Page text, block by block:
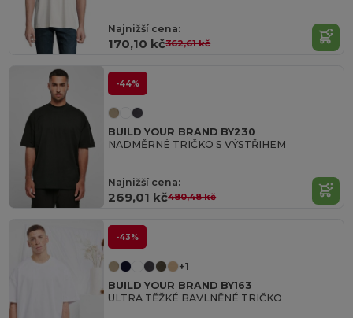
Najnižší cena:
170,10 kč362,61 kč
-44%
BUILD YOUR BRAND BY230
NADMĚRNÉ TRIČKO S VÝSTŘIHEM
Najnižší cena:
269,01 kč480,48 kč
-43%
+1
BUILD YOUR BRAND BY163
ULTRA TĚŽKÉ BAVLNĚNÉ TRIČKO